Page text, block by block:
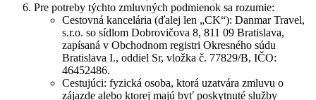
Pre potreby týchto zmluvných podmienok sa rozumie:
Cestovná kancelária (ďalej len „CK“): Danmar Travel,
s.r.o. so sídlom Dobrovičova 8, 811 09 Bratislava,
zapísaná v Obchodnom registri Okresného súdu
Bratislava I., oddiel Sr, vložka č. 77829/B, IČO:
46452486.
Cestujúci: fyzická osoba, ktorá uzatvára zmluvu o
zájazde alebo ktorej majú byť poskytnuté služby